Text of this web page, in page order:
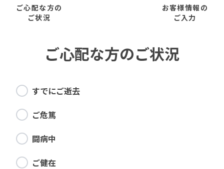
ご心配な方の
ご状況
お客様情報の
ご入力
ご心配な方のご状況
すでにご逝去
ご危篤
闘病中
ご健在